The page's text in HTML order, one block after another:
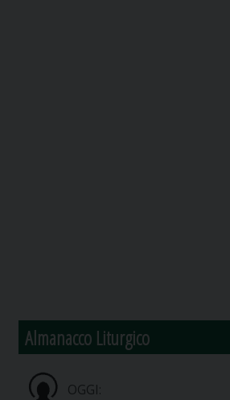
Almanacco Liturgico
OGGI: